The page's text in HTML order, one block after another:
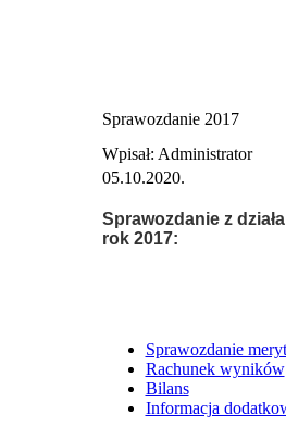
Sprawozdanie 2017
Wpisał: Administrator
05.10.2020.
Sprawozdanie z
rok 2017:
Sprawozdanie
Rachunek wyników
Bilans
Informacja